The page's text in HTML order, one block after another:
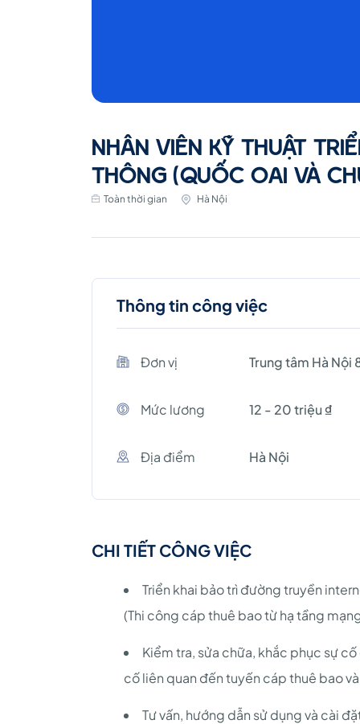
NHÂN VIÊN KỸ THUẬT
THÔNG (QUỐC OAI VÀ
Toàn thời gian Hà Nội
Thông tin công việc
Đơn vị Trung tâm Hà Nội
Mức lương 12 - 20 triệu ₫
Địa điểm Hà Nội
CHI TIẾT CÔNG VIỆC
Triển khai bảo trì đường truyền
(Thi công cáp thuê bao từ hạ tầng
Kiểm tra, sửa chữa, khắc phục sự
cố liên quan đến tuyến cáp thuê bao
Tư vấn, hướng dẫn sử dụng và cài